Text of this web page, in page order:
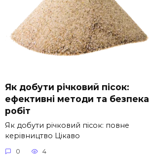
Як добути річковий пісок:
ефективні методи та безпека
робіт
Як добути річковий пісок: повне
керівництво Цікаво
0 4